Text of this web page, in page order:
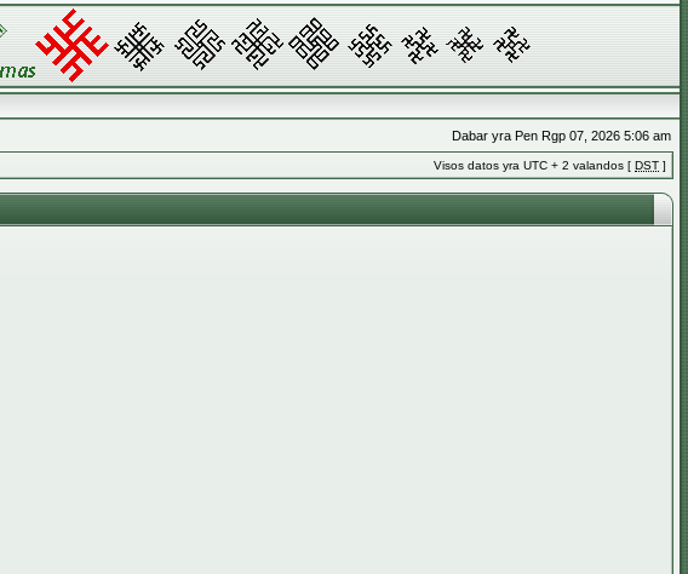
Dabar yra Pen Rgp 07, 2026 5:06 am
Visos datos yra UTC + 2 valandos [ DST ]